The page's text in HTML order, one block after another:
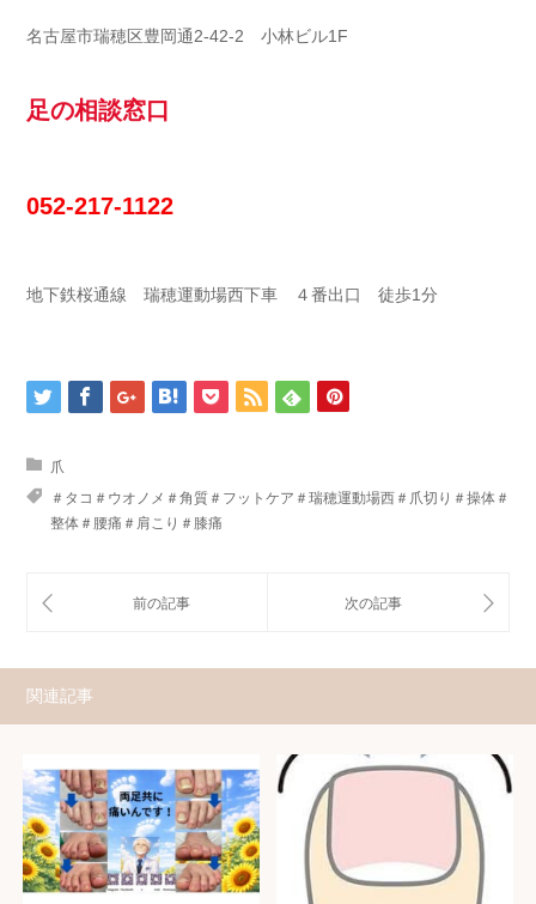
名古屋市瑞穂区豊岡通2-42-2 小林ビル1F
足の相談窓口
052-217-1122
地下鉄桜通線 瑞穂運動場西下車 ４番出口 徒歩1分
爪
＃タコ＃ウオノメ＃角質＃フットケア＃瑞穂運動場西＃爪切り＃操体＃
整体＃腰痛＃肩こり＃膝痛
関連記事